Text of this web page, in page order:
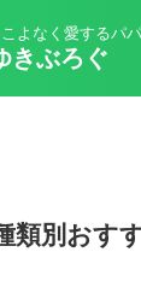
よなく愛するパ
きぶろぐ
類別おす